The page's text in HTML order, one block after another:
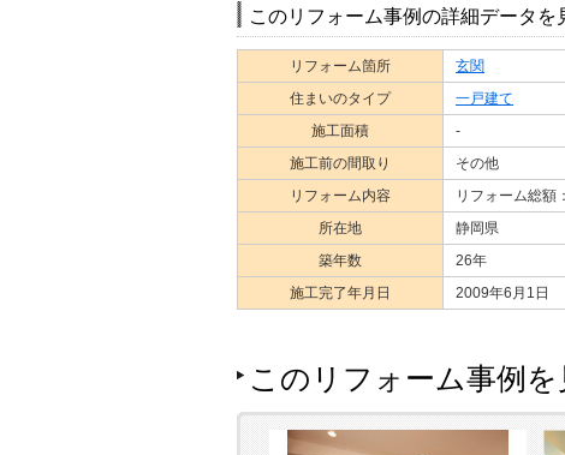
このリフォーム事例の詳細データを
リフォーム箇所
玄関
住まいのタイプ
一戸建て
施工面積
-
施工前の間取り
その他
リフォーム内容
リフォーム総額
所在地
静岡県
築年数
26年
施工完了年月日
2009年6月1日
このリフォーム事例